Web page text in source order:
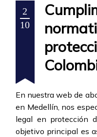
2
10
En nuestra web de
en Medellín, nos
legal en protección
objetivo principal es